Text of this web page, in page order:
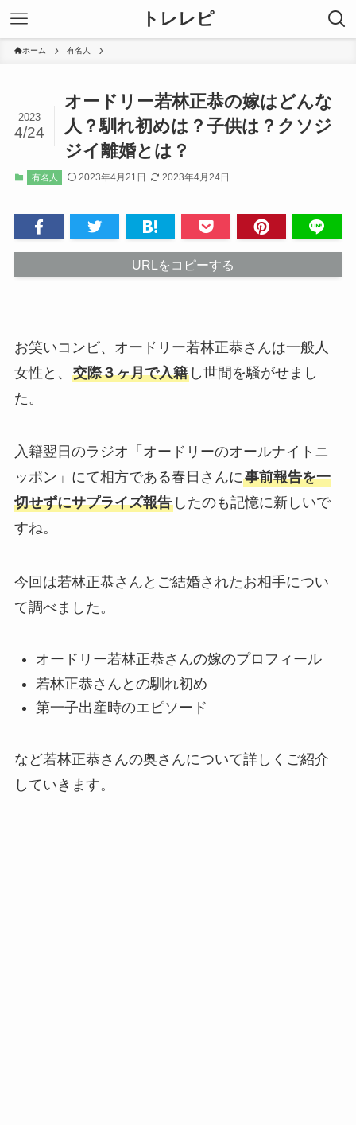
トレレピ
ホーム 有名人
オードリー若林正恭の嫁はどんな
人？馴れ初めは？子供は？クソジ
ジイ離婚とは？
2023
4/24
有名人 2023年4月21日 2023年4月24日
URLをコピーする
お笑いコンビ、オードリー若林正恭さんは一般人
女性と、 交際３ヶ月で入籍し世間を騒がせまし
た。
入籍翌日のラジオ「オードリーのオールナイトニ
ッポン」にて相方である春日さんに事前報告を一
切せずにサプライズ報告したのも記憶に新しいで
すね。
今回は若林正恭さんとご結婚されたお相手につい
て調べました。
オードリー若林正恭さんの嫁のプロフィール
若林正恭さんとの馴れ初め
第一子出産時のエピソード
など若林正恭さんの奥さんについて詳しくご紹介
していきます。